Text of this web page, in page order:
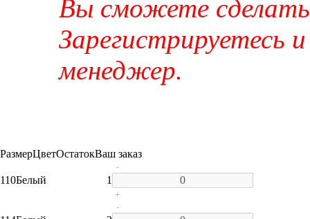
Вы сможете сделать
Зарегистрируетесь
менеджер.
РазмерЦветОстатокВаш заказ
110Белый 1
-
+
-